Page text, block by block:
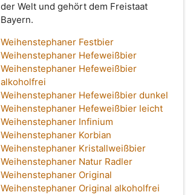
der Welt und gehört dem Freistaat
Bayern.
Weihenstephaner Festbier
Weihenstephaner Hefeweißbier
Weihenstephaner Hefeweißbier
alkoholfrei
Weihenstephaner Hefeweißbier dunkel
Weihenstephaner Hefeweißbier leicht
Weihenstephaner Infinium
Weihenstephaner Korbian
Weihenstephaner Kristallweißbier
Weihenstephaner Natur Radler
Weihenstephaner Original
Weihenstephaner Original alkoholfrei